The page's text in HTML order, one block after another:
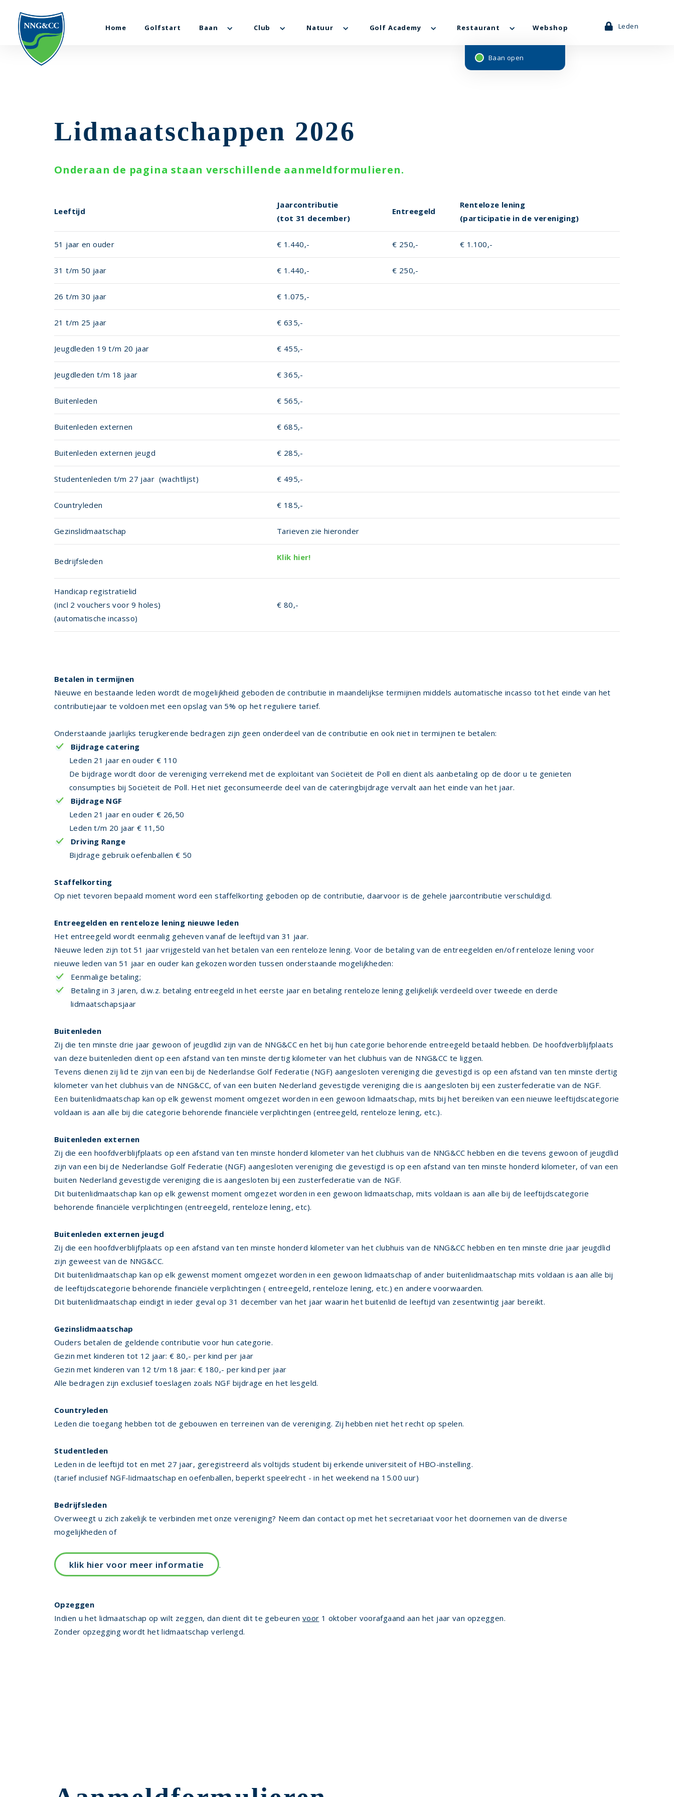
Home Golfstart Baan Club Natuur Golf Academy Restaurant Webshop
Baan open
Leden
Lidmaatschappen 2026
Onderaan de pagina staan verschillende aanmeldformulieren.
Leeftijd
Jaarcontributie
(tot 31 december)
Entreegeld
Renteloze lening
(participatie in de vereniging)
51 jaar en ouder € 1.440,- € 250,- € 1.100,-
31 t/m 50 jaar € 1.440,- € 250,-
26 t/m 30 jaar € 1.075,-
21 t/m 25 jaar € 635,-
Jeugdleden 19 t/m 20 jaar € 455,-
Jeugdleden t/m 18 jaar € 365,-
Buitenleden € 565,-
Buitenleden externen € 685,-
Buitenleden externen jeugd € 285,-
Studentenleden t/m 27 jaar (wachtlijst) € 495,-
Countryleden € 185,-
Gezinslidmaatschap Tarieven zie hieronder
Bedrijfsleden Klik hier!
Handicap registratielid
(incl 2 vouchers voor 9 holes)
(automatische incasso)
€ 80,-
Betalen in termijnen
Nieuwe en bestaande leden wordt de mogelijkheid geboden de contributie in maandelijkse termijnen middels automatische incasso tot het einde van het
contributiejaar te voldoen met een opslag van 5% op het reguliere tarief.
Onderstaande jaarlijks terugkerende bedragen zijn geen onderdeel van de contributie en ook niet in termijnen te betalen:
Bijdrage catering
Leden 21 jaar en ouder € 110
De bijdrage wordt door de vereniging verrekend met de exploitant van Sociëteit de Poll en dient als aanbetaling op de door u te genieten
consumpties bij Sociëteit de Poll. Het niet geconsumeerde deel van de cateringbijdrage vervalt aan het einde van het jaar.
Bijdrage NGF
Leden 21 jaar en ouder € 26,50
Leden t/m 20 jaar € 11,50
Driving Range
Bijdrage gebruik oefenballen € 50
Staffelkorting
Op niet tevoren bepaald moment word een staffelkorting geboden op de contributie, daarvoor is de gehele jaarcontributie verschuldigd.
Entreegelden en renteloze lening nieuwe leden
Het entreegeld wordt eenmalig geheven vanaf de leeftijd van 31 jaar.
Nieuwe leden zijn tot 51 jaar vrijgesteld van het betalen van een renteloze lening. Voor de betaling van de entreegelden en/of renteloze lening voor
nieuwe leden van 51 jaar en ouder kan gekozen worden tussen onderstaande mogelijkheden:
Eenmalige betaling;
Betaling in 3 jaren, d.w.z. betaling entreegeld in het eerste jaar en betaling renteloze lening gelijkelijk verdeeld over tweede en derde
lidmaatschapsjaar
Buitenleden
Zij die ten minste drie jaar gewoon of jeugdlid zijn van de NNG&CC en het bij hun categorie behorende entreegeld betaald hebben. De hoofdverblijfplaats
van deze buitenleden dient op een afstand van ten minste dertig kilometer van het clubhuis van de NNG&CC te liggen.
Tevens dienen zij lid te zijn van een bij de Nederlandse Golf Federatie (NGF) aangesloten vereniging die gevestigd is op een afstand van ten minste dertig
kilometer van het clubhuis van de NNG&CC, of van een buiten Nederland gevestigde vereniging die is aangesloten bij een zusterfederatie van de NGF.
Een buitenlidmaatschap kan op elk gewenst moment omgezet worden in een gewoon lidmaatschap, mits bij het bereiken van een nieuwe leeftijdscategorie
voldaan is aan alle bij die categorie behorende financiële verplichtingen (entreegeld, renteloze lening, etc.).
Buitenleden externen
Zij die een hoofdverblijfplaats op een afstand van ten minste honderd kilometer van het clubhuis van de NNG&CC hebben en die tevens gewoon of jeugdlid
zijn van een bij de Nederlandse Golf Federatie (NGF) aangesloten vereniging die gevestigd is op een afstand van ten minste honderd kilometer, of van een
buiten Nederland gevestigde vereniging die is aangesloten bij een zusterfederatie van de NGF.
Dit buitenlidmaatschap kan op elk gewenst moment omgezet worden in een gewoon lidmaatschap, mits voldaan is aan alle bij de leeftijdscategorie
behorende financiële verplichtingen (entreegeld, renteloze lening, etc).
Buitenleden externen jeugd
Zij die een hoofdverblijfplaats op een afstand van ten minste honderd kilometer van het clubhuis van de NNG&CC hebben en ten minste drie jaar jeugdlid
zijn geweest van de NNG&CC.
Dit buitenlidmaatschap kan op elk gewenst moment omgezet worden in een gewoon lidmaatschap of ander buitenlidmaatschap mits voldaan is aan alle bij
de leeftijdscategorie behorende financiële verplichtingen ( entreegeld, renteloze lening, etc.) en andere voorwaarden.
Dit buitenlidmaatschap eindigt in ieder geval op 31 december van het jaar waarin het buitenlid de leeftijd van zesentwintig jaar bereikt.
Gezinslidmaatschap
Ouders betalen de geldende contributie voor hun categorie.
Gezin met kinderen tot 12 jaar: € 80,- per kind per jaar
Gezin met kinderen van 12 t/m 18 jaar: € 180,- per kind per jaar
Alle bedragen zijn exclusief toeslagen zoals NGF bijdrage en het lesgeld.
Countryleden
Leden die toegang hebben tot de gebouwen en terreinen van de vereniging. Zij hebben niet het recht op spelen.
Studentleden
Leden in de leeftijd tot en met 27 jaar, geregistreerd als voltijds student bij erkende universiteit of HBO-instelling.
(tarief inclusief NGF-lidmaatschap en oefenballen, beperkt speelrecht - in het weekend na 15.00 uur)
Bedrijfsleden
Overweegt u zich zakelijk te verbinden met onze vereniging? Neem dan contact op met het secretariaat voor het doornemen van de diverse
mogelijkheden of
klik hier voor meer informatie .
Opzeggen
Indien u het lidmaatschap op wilt zeggen, dan dient dit te gebeuren voor 1 oktober voorafgaand aan het jaar van opzeggen.
Zonder opzegging wordt het lidmaatschap verlengd.